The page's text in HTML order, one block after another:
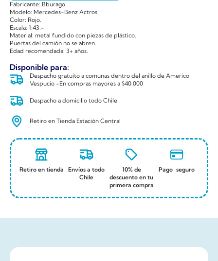
Fabricante: Bburago.
Modelo: Mercedes-Benz Actros.
Color: Rojo.
Escala: 1:43.-
Material: metal fundido con piezas de plástico.
Puertas del camión no se abren.
Edad recomendada: 3+ años.
Disponible para:
Despacho gratuito a comunas dentro del anillo de Americo
Vespucio -En compras mayores a $40.000
Despacho a domicilio todo Chile.
Retiro en Tienda Estación Central
Retiro en tienda
Envíos a todo
Chile
10% de
descuento en tu
primera compra
Pago seguro